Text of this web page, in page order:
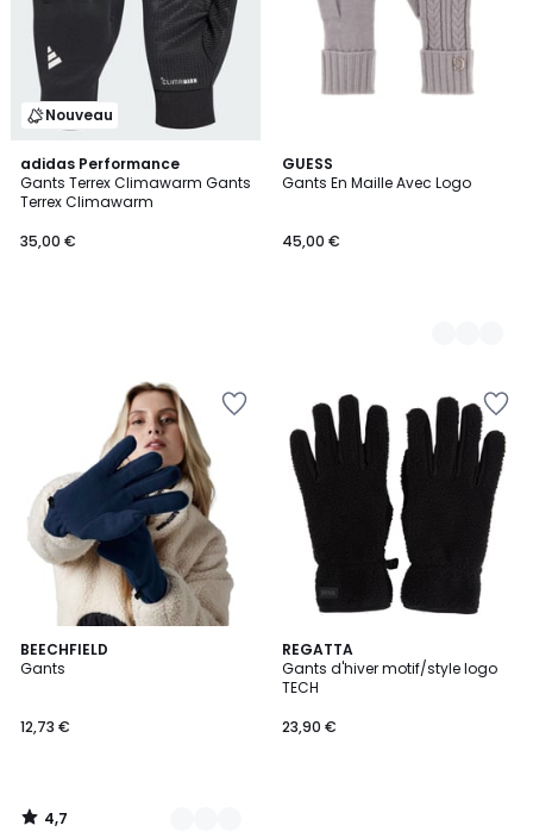
Nouveau
adidas Performance
Gants Terrex Climawarm Gants
Terrex Climawarm
35,00 €
GUESS
Gants En Maille Avec Logo
45,00 €
2
Couleurs
BEECHFIELD
Gants
12,73 €
4,7
/ 5
2
Couleurs
4,7
/
REGATTA
Gants d'hiver motif/style logo
TECH
23,90 €